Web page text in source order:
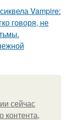
Vampire:
говоря, не
сейчас
контента,